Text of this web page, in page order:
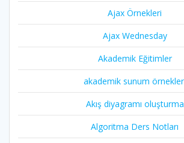
Ajax Örnekleri
Ajax Wednesday
Akademik Eğitimler
akademik sunum
Akış diyagramı oluşturma
Algoritma Ders Notları